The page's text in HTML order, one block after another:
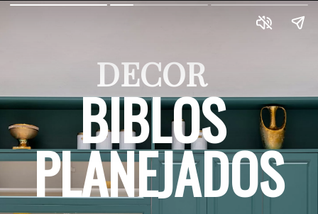
DECOR
BIBLOS
PLANEJADOS